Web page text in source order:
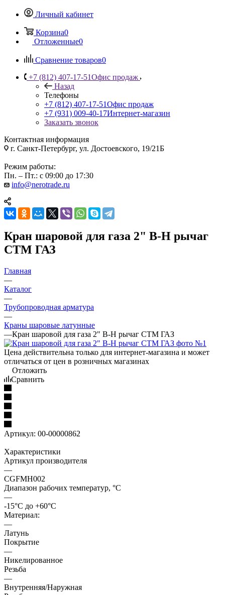
Личный кабинет
Корзина0
Отложенные0
Сравнение товаров0
+7 (812) 407-17-51Офис продаж
Назад
Телефоны
+7 (812) 407-17-51Офис продаж
+7 (931) 009-40-17Интернет-магазин
Заказать звонок
Контактная информация
г. Санкт-Петербург, ул. Достоевского, 19/21Б
Режим работы:
Пн. – Пт.: с 09:00 до 17:30
info@nerotrade.ru
Кран шаровой для газа 2" В-Н рычаг
СТМ ГАЗ
Главная
—
Каталог
—
Трубопроводная арматура
—
Краны шаровые латунные
—Кран шаровой для газа 2" В-Н рычаг СТМ ГАЗ
Цена действительна только для интернет-магазина и может
отличаться от цен в розничных магазинах
Отложить
Сравнить
Артикул: 00-00000862
Характеристики
Артикул производителя
—
CGFMH002
Диапазон рабочих температур, °С
—
-15°С до +60°С
Материал:
—
Латунь
Покрытие
—
Никелированное
Резьба
—
Внутренняя/Наружная